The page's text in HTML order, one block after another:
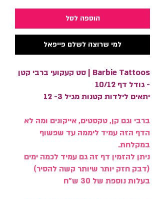
הוספה לסל
למי שרוצה לשלם פייפאל
Barbie Tattoos | סט קעקועי ברבי קטן
- גודל דף 10/12
יתאים לילדות קטנות מגיל 3- 12
ברבי וגם קן, טקסטים, אייקונים ומה לא
הדף הזה עמיד ליממה עד שפשוף
במקלחת.
ניתן להזמין דף זה גם עמיד לכמה ימים
(דבק חזק יותר שיותר קשה להסיר)
בעלות נוספת של 30 ש"ח